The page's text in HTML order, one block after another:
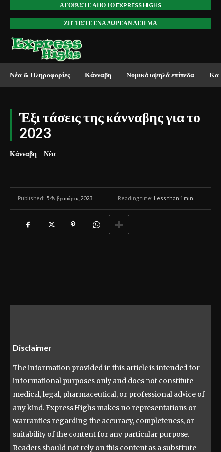
ΑΓΟΡΆΣΤΕ ΑΠΌ ΤΟ EXPRESS HIGHS
ΖΗΤΉΣΤΕ ΈΝΑ ΔΩΡΕΆΝ ΔΕΊΓΜΑ
Νέα & Πληροφορίες Κάνναβη Νομικά υψηλά επίπεδα
Έξι τάσεις της κάνναβης για το
2023
Κάνναβη Νέα
Published: 5 Φεβρουάριος 2023 Reading time: Less than 1 min.
Disclaimer
The information provided in this article is intended for
informational purposes only and does not constitute
medical, legal, pharmaceutical, or professional advice of
any kind. Express Highs makes no representations or
warranties regarding the accuracy, completeness, or
suitability of the content for any particular purpose.
Readers should not rely on this content as a substitute